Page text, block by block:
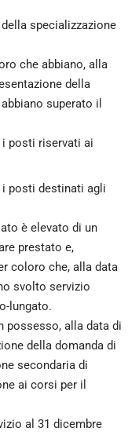
specializzazione
che abbiano, alla
della
superato il
i posti riservati ai
i posti destinati agli
è elevato di un
prestato e,
coloro che, alla data
svolto servizio
lungato.
possesso, alla data di
della domanda di
secondaria di
ai corsi per il
al 31 dicembre